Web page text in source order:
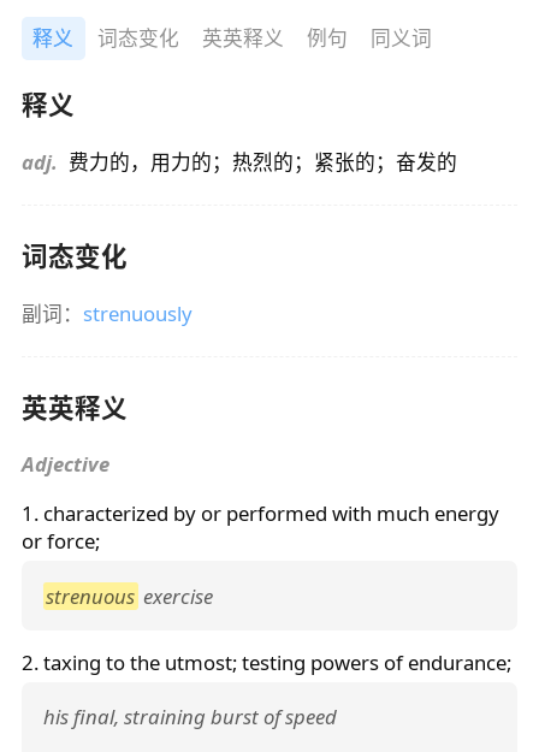
释义 词态变化 英英释义 例句 同义词
释义
adj. 费力的，用力的；热烈的；紧张的；奋发的
词态变化
副词： strenuously
英英释义
Adjective
1. characterized by or performed with much energy
or force;
strenuous exercise
2. taxing to the utmost; testing powers of endurance;
his final, straining burst of speed